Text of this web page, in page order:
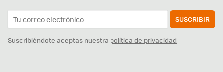
SUSCRIBIR
Suscribiéndote aceptas nuestra política de privacidad